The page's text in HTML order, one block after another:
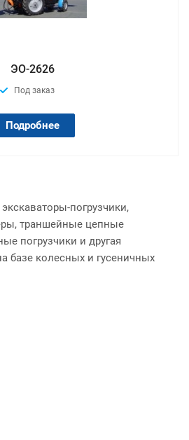
ЭО-2626
Под заказ
Подробнее
погрузчики,
траншейные цепные
погрузчики и другая
базе колесных и гусеничных